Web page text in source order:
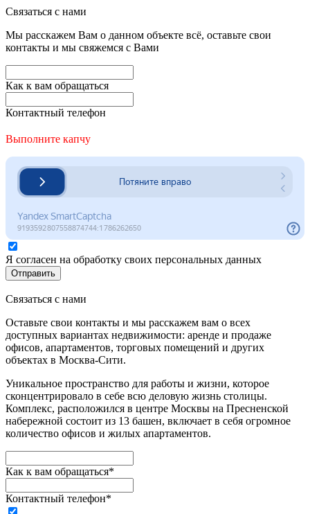
Связаться с нами
Мы расскажем Вам о данном объекте всё, оставьте свои
контакты и мы свяжемся с Вами
Как к вам обращаться
Контактный телефон
Выполните капчу
Я согласен на обработку своих персональных данных
Отправить
Связаться с нами
Оставьте свои контакты и мы расскажем вам о всех
доступных вариантах недвижимости: аренде и продаже
офисов, апартаментов, торговых помещений и других
объектах в Москва-Сити.
Уникальное пространство для работы и жизни, которое
сконцентрировало в себе всю деловую жизнь столицы.
Комплекс, расположился в центре Москвы на Пресненской
набережной состоит из 13 башен, включает в себя огромное
количество офисов и жилых апартаментов.
Как к вам обращаться*
Контактный телефон*